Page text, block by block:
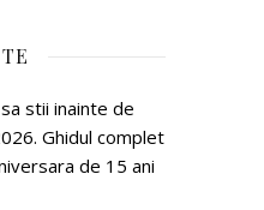
stii inainte de
Ghidul complet
de 15 ani